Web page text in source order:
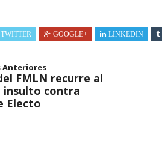
TWITTER GOOGLE+ LINKEDIN
Anteriores
FMLN recurre al
insulto contra
Electo